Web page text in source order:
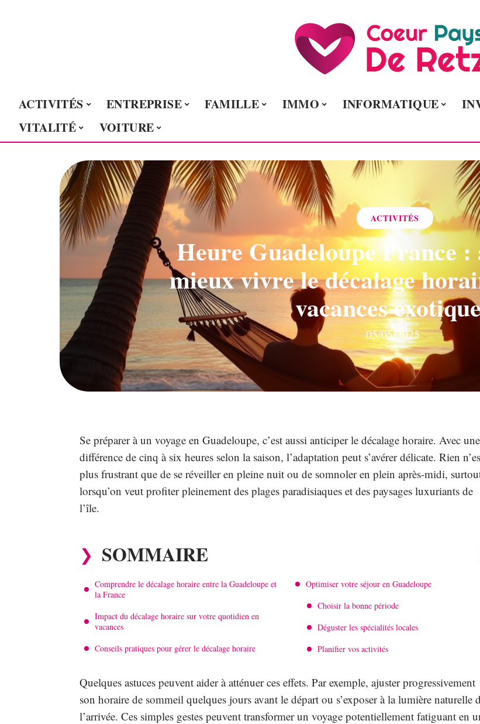
ACTIVITÉS ENTREPRISE FAMILLE IMMO INFORMATIQUE
VITALITÉ
VOITURE
ACTIVITÉS
Heure Guadeloupe France :
mieux vivre le décalage
vacances
05/05/2025
Se préparer à un voyage en Guadeloupe, c’est aussi anticiper le décalage horaire. Avec une
différence de cinq à six heures selon la saison, l’adaptation peut s’avérer délicate. Rien
plus frustrant que de se réveiller en pleine nuit ou de somnoler en plein après-midi,
lorsqu’on veut profiter pleinement des plages paradisiaques et des paysages luxuriants de
l’île.
SOMMAIRE
Comprendre le décalage horaire entre la Guadeloupe et
la France
Impact du décalage horaire sur votre quotidien en
vacances
Conseils pratiques pour gérer le décalage horaire
Optimiser votre séjour en Guadeloupe
Choisir la bonne période
Déguster les spécialités locales
Planifier vos activités
Quelques astuces peuvent aider à atténuer ces effets. Par exemple, ajuster progressivement
son horaire de sommeil quelques jours avant le départ ou s’exposer à la lumière naturelle
l’arrivée. Ces simples gestes peuvent transformer un voyage potentiellement fatiguant en